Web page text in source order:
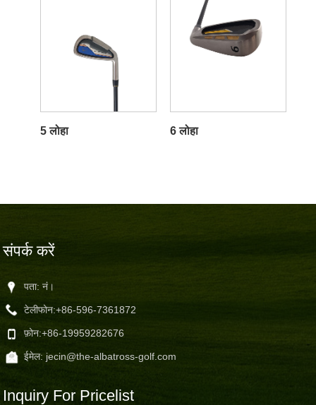
5 लोहा 6 लोहा
संपर्क करें
पता: नं।
टेलीफोन:+86-596-7361872
फ़ोन:+86-19959282676
ईमेल: jecin@the-albatross-golf.com
Inquiry For Pricelist